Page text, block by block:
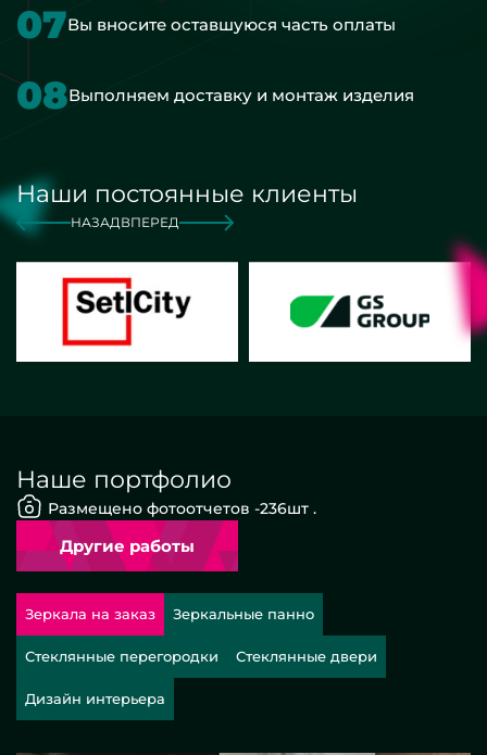
07Вы вносите оставшуюся часть оплаты
08Выполняем доставку и монтаж изделия
Наши постоянные клиенты
НАЗАДВПЕРЕД
Наше портфолио
Размещено фотоотчетов -236шт .
Другие работы
Зеркала на заказ Зеркальные панно
Стеклянные перегородки Стеклянные двери
Дизайн интерьера